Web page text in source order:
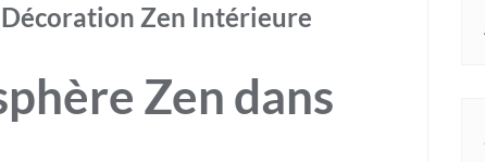
Zen Intérieure
Zen dans